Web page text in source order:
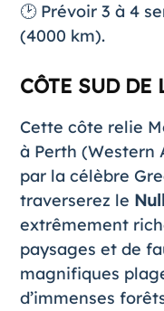
🕑 Prévoir 3 à 4
(4000 km).
CÔTE SUD DE
Cette côte relie
à Perth (Western
par la célèbre
traverserez le
extrêmement
paysages et de
magnifiques
d’immenses